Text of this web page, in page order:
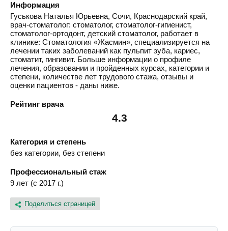
Информация
Гуськова Наталья Юрьевна, Сочи, Краснодарский край,
врач-стоматолог: стоматолог, стоматолог-гигиенист,
стоматолог-ортодонт, детский стоматолог, работает в
клинике: Стоматология «Жасмин», специализируется на
лечении таких заболеваний как пульпит зуба, кариес,
стоматит, гингивит. Больше информации о профиле
лечения, образовании и пройденных курсах, категории и
степени, количестве лет трудового стажа, отзывы и
оценки пациентов - даны ниже.
Рейтинг врача
4.3
Категория и степень
без категории, без степени
Профессиональный стаж
9 лет (с 2017 г.)
Поделиться страницей